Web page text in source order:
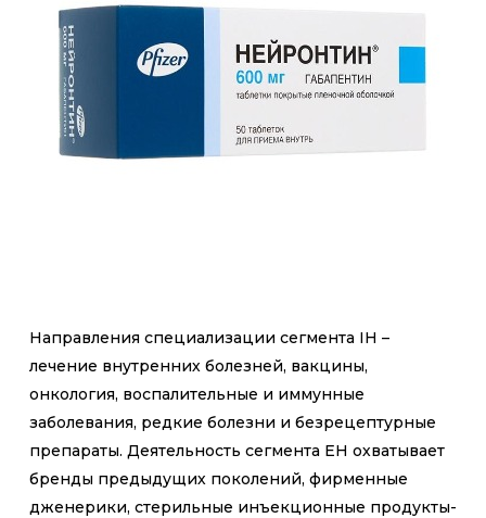
Направления специализации сегмента IH –
лечение внутренних болезней, вакцины,
онкология, воспалительные и иммунные
заболевания, редкие болезни и безрецептурные
препараты. Деятельность сегмента ЕН охватывает
бренды предыдущих поколений, фирменные
дженерики, стерильные инъекционные продукты-